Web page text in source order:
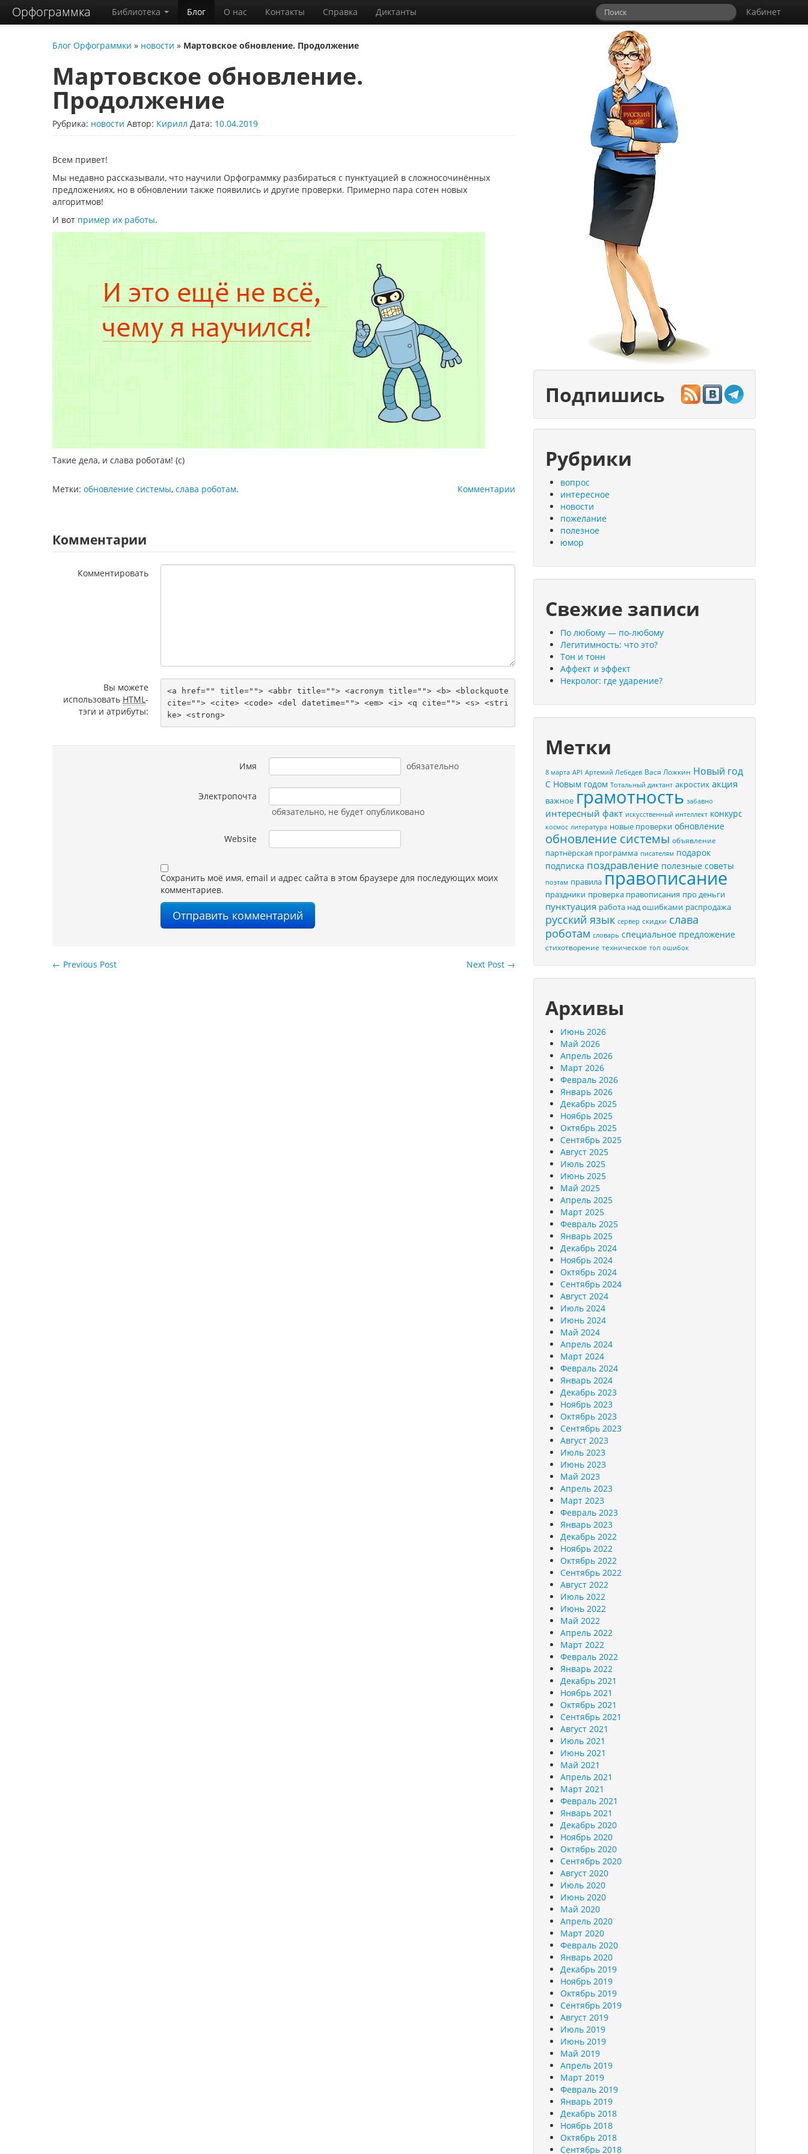
Орфограммка Кабинет
Библиотека Блог О нас Контакты Справка Диктанты
Блог Орфограммки » новости » Мартовское обновление. Продолжение
Мартовское обновление.
Продолжение
Рубрика: новости Автор: Кирилл Дата: 10.04.2019
Всем привет!
Мы недавно рассказывали, что научили Орфограммку разбираться с пунктуацией в сложносочинённых
предложениях, но в обновлении также появились и другие проверки. Примерно пара сотен новых
алгоритмов!
И вот пример их работы.
Такие дела, и слава роботам! (с)
Комментарии
Метки: обновление системы, слава роботам.
Комментарии
Комментировать
Вы можете
использовать HTML-
тэги и атрибуты:
<a href="" title=""> <abbr title=""> <acronym title=""> <b> <blockquote
cite=""> <cite> <code> <del datetime=""> <em> <i> <q cite=""> <s> <stri
ke> <strong>
Имя обязательно
Электропочта
обязательно, не будет опубликовано
Website
Сохранить моё имя, email и адрес сайта в этом браузере для последующих моих
комментариев.
Next Post →
← Previous Post
Подпишись
Рубрики
вопрос
интересное
новости
пожелание
полезное
юмор
Свежие записи
По любому — по-любому
Легитимность: что это?
Тон и тонн
Аффект и эффект
Некролог: где ударение?
Метки
8 марта API Артемий Лебедев Вася Ложкин Новый год
С Новым годом Тотальный диктант акростих акция
важное грамотность забавно
интересный факт искусственный интеллект конкурс
космос литература новые проверки обновление
обновление системы объявление
партнёрская программа писателям подарок
подписка поздравление полезные советы
поэтам правила правописание
праздники проверка правописания про деньги
пунктуация работа над ошибками распродажа
русский язык сервер скидки слава
роботам словарь специальное предложение
стихотворение техническое топ ошибок
Архивы
Июнь 2026
Май 2026
Апрель 2026
Март 2026
Февраль 2026
Январь 2026
Декабрь 2025
Ноябрь 2025
Октябрь 2025
Сентябрь 2025
Август 2025
Июль 2025
Июнь 2025
Май 2025
Апрель 2025
Март 2025
Февраль 2025
Январь 2025
Декабрь 2024
Ноябрь 2024
Октябрь 2024
Сентябрь 2024
Август 2024
Июль 2024
Июнь 2024
Май 2024
Апрель 2024
Март 2024
Февраль 2024
Январь 2024
Декабрь 2023
Ноябрь 2023
Октябрь 2023
Сентябрь 2023
Август 2023
Июль 2023
Июнь 2023
Май 2023
Апрель 2023
Март 2023
Февраль 2023
Январь 2023
Декабрь 2022
Ноябрь 2022
Октябрь 2022
Сентябрь 2022
Август 2022
Июль 2022
Июнь 2022
Май 2022
Апрель 2022
Март 2022
Февраль 2022
Январь 2022
Декабрь 2021
Ноябрь 2021
Октябрь 2021
Сентябрь 2021
Август 2021
Июль 2021
Июнь 2021
Май 2021
Апрель 2021
Март 2021
Февраль 2021
Январь 2021
Декабрь 2020
Ноябрь 2020
Октябрь 2020
Сентябрь 2020
Август 2020
Июль 2020
Июнь 2020
Май 2020
Апрель 2020
Март 2020
Февраль 2020
Январь 2020
Декабрь 2019
Ноябрь 2019
Октябрь 2019
Сентябрь 2019
Август 2019
Июль 2019
Июнь 2019
Май 2019
Апрель 2019
Март 2019
Февраль 2019
Январь 2019
Декабрь 2018
Ноябрь 2018
Октябрь 2018
Сентябрь 2018